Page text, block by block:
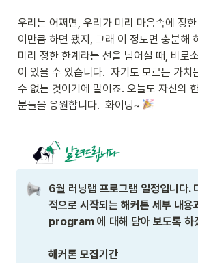
우리는 어쩌면, 우리가 미리 마음속에 정
이만큼 하면 됐지, 그래 이 정도면 충분해
미리 정한 한계라는 선을 넘어설 때, 비로
이 있을 수 있습니다.  자기도 모르는 가치
수 없는 것이기에 말이죠. 오늘도 자신의
분들을 응원합니다.  화이팅~
6월 러닝랩 프로그램 일정입니다.
적으로 시작되는 해커톤 세부 내
program 에 대해 담아 보도록 하
해커톤 모집기간